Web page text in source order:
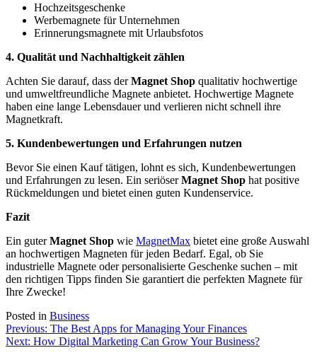
Hochzeitsgeschenke
Werbemagnete für Unternehmen
Erinnerungsmagnete mit Urlaubsfotos
4. Qualität und Nachhaltigkeit zählen
Achten Sie darauf, dass derMagnet Shop qualitativ hochwertige
und umweltfreundliche Magnete anbietet. Hochwertige Magnete
haben eine lange Lebensdauer und verlieren nicht schnell ihre
Magnetkraft.
5. Kundenbewertungen und Erfahrungen nutzen
Bevor Sie einen Kauf tätigen, lohnt es sich, Kundenbewertungen
und Erfahrungen zu lesen. Ein seriöserMagnet Shop hat positive
Rückmeldungen und bietet einen guten Kundenservice.
Fazit
Ein guterMagnet Shop wie MagnetMax bietet eine große Auswahl
an hochwertigen Magneten für jeden Bedarf. Egal, ob Sie
industrielle Magnete oder personalisierte Geschenke suchen – mit
den richtigen Tipps finden Sie garantiert die perfekten Magnete für
Ihre Zwecke!
Posted in Business
Post
navigation
Previous: The Best Apps for Managing Your Finances
Next: How Digital Marketing Can Grow Your Business?